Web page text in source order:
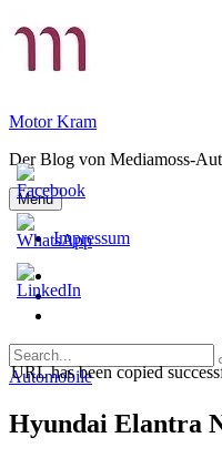
to
Motor Kram
Der Blog von Mediamoss-
Menu
Impressum
Einstellungen
Historie
Einstellungen
Search
for:
Categories
Automobile
Hyundai Elantra
URL has been copied